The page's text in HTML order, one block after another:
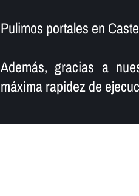
Pulimos portales en
Además, gracias a
máxima rapidez de